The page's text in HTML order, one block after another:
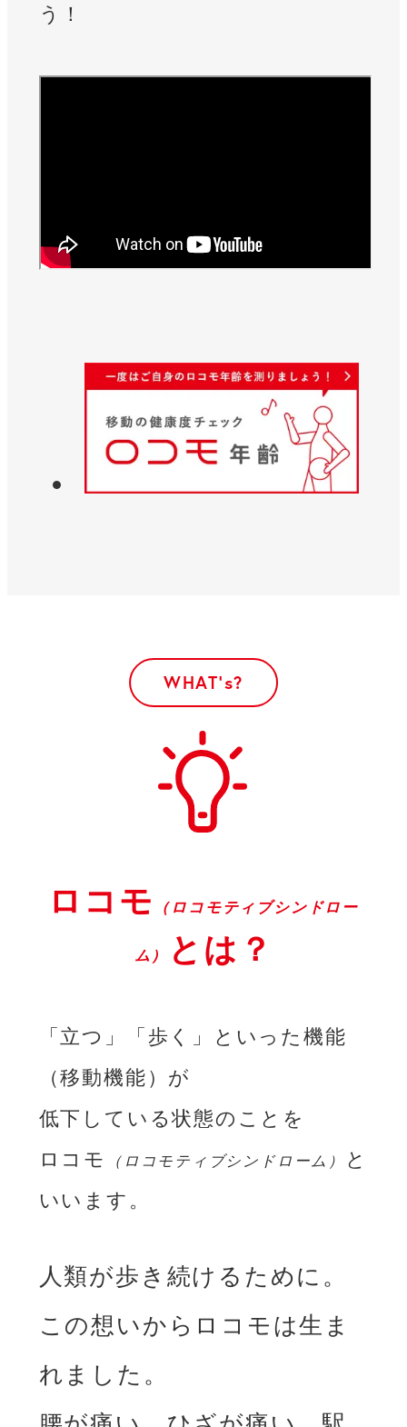
う！
ロコモ （ロコモティブシンドロー
ム） とは？
「立つ」「歩く」といった機能
（移動機能）が
低下している状態のことを
ロコモ
（ロコモティブシンドローム）
と
いいます。
人類が歩き続けるために。
この想いからロコモは生ま
れました。